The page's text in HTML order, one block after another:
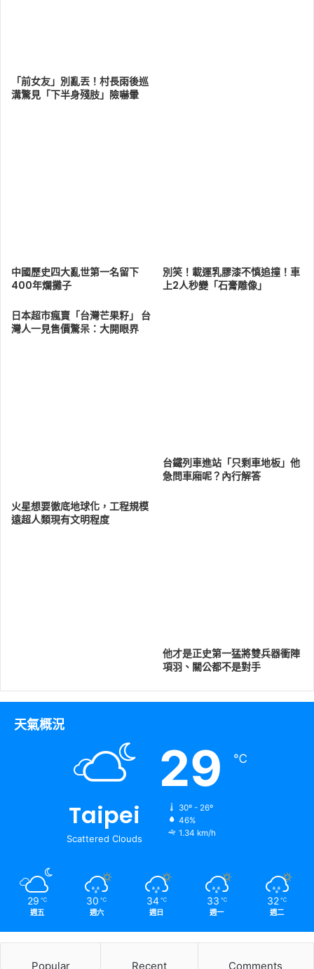
「前女友」別亂丟！村長雨後巡
溝驚見「下半身殘肢」險嚇暈
中國歷史四大亂世第一名留下
400年爛攤子
別笑！載運乳膠漆不慎追撞！車
上2人秒變「石膏雕像」
日本超市瘋賣「台灣芒果籽」 台
灣人一見售價驚呆：大開眼界
台鐵列車進站「只剩車地板」他
急問車廂呢？內行解答
火星想要徹底地球化，工程規模
遠超人類現有文明程度
他才是正史第一猛將雙兵器衝陣
項羽、關公都不是對手
天氣概況
Taipei
Scattered Clouds
29 ℃
30º - 26º
46%
1.34 km/h
29 ℃
週五
30 ℃
週六
34 ℃
週日
33 ℃
週一
32 ℃
週二
Popular Recent Comments